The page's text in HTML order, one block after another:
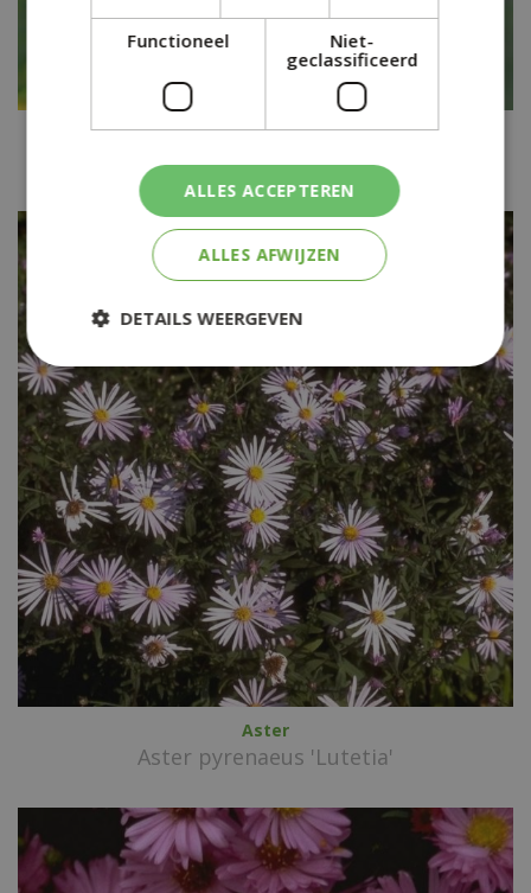
Aster
Aster linosyris
Aster
Aster pyrenaeus 'Lutetia'
Functioneel
Niet-
geclassificeerd
ALLES ACCEPTEREN
ALLES AFWIJZEN
DETAILS WEERGEVEN